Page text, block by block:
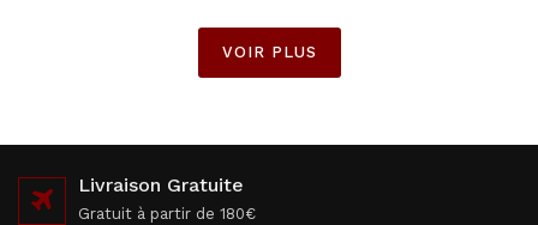
VOIR PLUS
Livraison Gratuite
Gratuit à partir de 180€